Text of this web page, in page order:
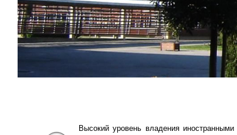
Высокий уровень владения